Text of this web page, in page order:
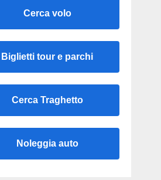
Cerca volo
Biglietti tour e parchi
Cerca Traghetto
Noleggia auto